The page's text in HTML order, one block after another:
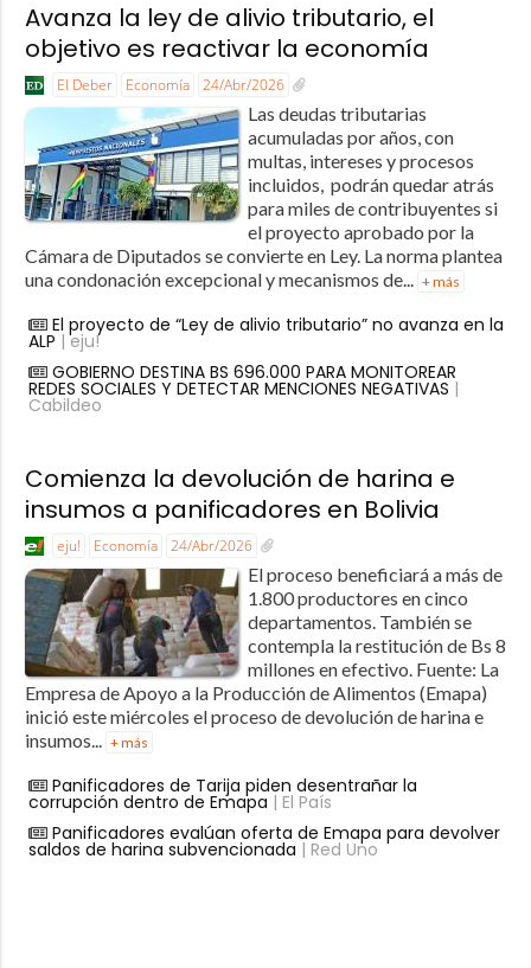
Avanza la ley de alivio tributario, el
objetivo es reactivar la economía
El Deber Economía 24/Abr/2026
Las deudas tributarias
acumuladas por años, con
multas, intereses y procesos
incluidos, podrán quedar atrás
para miles de contribuyentes si
el proyecto aprobado por la
Cámara de Diputados se convierte en Ley. La norma plantea
una condonación excepcional y mecanismos de... + más
El proyecto de “Ley de alivio tributario” no avanza en la
ALP | eju!
GOBIERNO DESTINA BS 696.000 PARA MONITOREAR
REDES SOCIALES Y DETECTAR MENCIONES NEGATIVAS |
Cabildeo
Comienza la devolución de harina e
insumos a panificadores en Bolivia
eju! Economía 24/Abr/2026
El proceso beneficiará a más de
1.800 productores en cinco
departamentos. También se
contempla la restitución de Bs 8
millones en efectivo. Fuente: La
Empresa de Apoyo a la Producción de Alimentos (Emapa)
inició este miércoles el proceso de devolución de harina e
insumos... + más
Panificadores de Tarija piden desentrañar la
corrupción dentro de Emapa | El País
Panificadores evalúan oferta de Emapa para devolver
saldos de harina subvencionada | Red Uno